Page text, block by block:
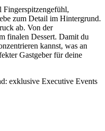
Fingerspitzengefühl,
zum Detail im Hintergrund.
ab. Von der
finalen Dessert. Damit du
kannst, was an
Gastgeber für deine